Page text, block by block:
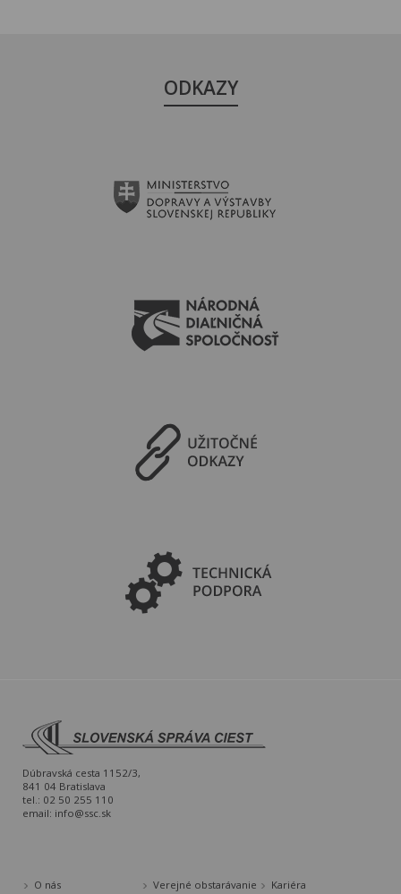
ODKAZY
Dúbravská cesta 1152/3,
841 04 Bratislava
tel.: 02 50 255 110
email: info@ssc.sk
O nás Verejné obstarávanie Kariéra